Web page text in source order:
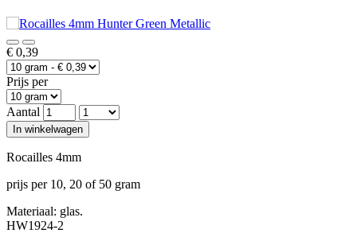
€ 0,39
Prijs per
Aantal
In winkelwagen
Rocailles 4mm
prijs per 10, 20 of 50 gram
Materiaal: glas.
HW1924-2